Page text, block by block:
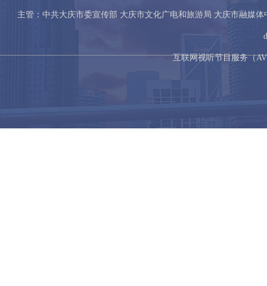
主管：中共大庆市委宣传部 大庆市文化广电和旅游局 大庆市融媒
互联网视听节目服务（